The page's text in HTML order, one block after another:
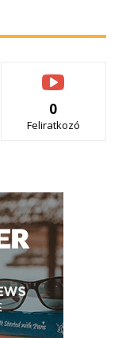
0
Feliratkozó